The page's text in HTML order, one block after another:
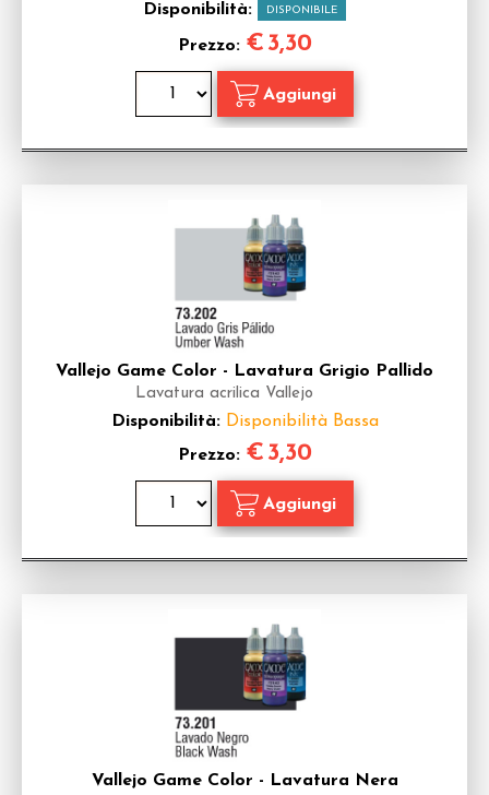
Disponibilità: DISPONIBILE
Prezzo: € 3,30
Vallejo Game Color - Lavatura Grigio Pallido
Lavatura acrilica Vallejo
Disponibilità: Disponibilità Bassa
Prezzo: € 3,30
Vallejo Game Color - Lavatura Nera